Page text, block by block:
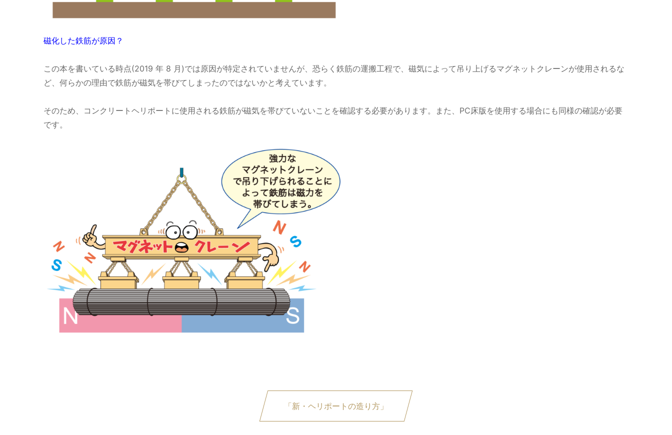
磁化した鉄筋が原因？
この本を書いている時点(2019 年 8 月)では原因が特定されていませんが、恐らく鉄筋の運搬工程で、磁気によって吊り上げるマグネットクレーンが使用されるな
ど、何らかの理由で鉄筋が磁気を帯びてしまったのではないかと考えています。
そのため、コンクリートヘリポートに使用される鉄筋が磁気を帯びていないことを確認する必要があります。また、PC床版を使用する場合にも同様の確認が必要
です。
「新・ヘリポートの造り方」